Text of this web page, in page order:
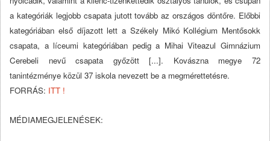
a kategóriák legjobb csapata jutott tovább az országos döntőre. Előbbi
kategóriában első díjazott lett a Székely Mikó Kollégium Mentősokk
csapata, a líceumi kategóriában pedig a Mihai Viteazul Gimnázium
Cerebeli nevű csapata győzött [...]. Kovászna megye 72
tanintézménye közül 37 iskola nevezett be a megmérettetésre.
FORRÁS: ITT !
MÉDIAMEGJELENÉSEK: